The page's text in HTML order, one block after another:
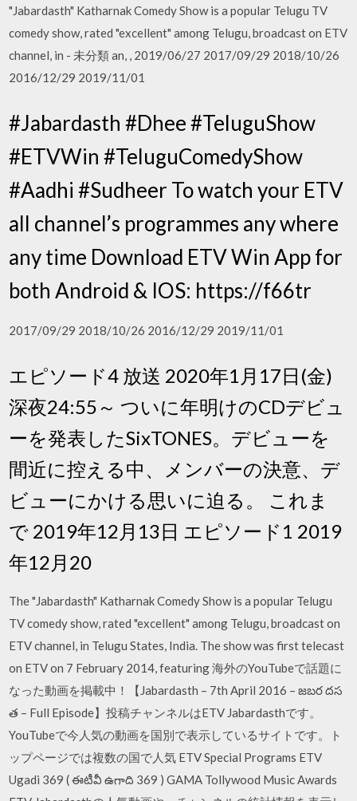
"Jabardasth" Katharnak Comedy Show is a popular Telugu TV
comedy show, rated "excellent" among Telugu, broadcast on ETV
channel, in - 未分類 an, , 2019/06/27 2017/09/29 2018/10/26
2016/12/29 2019/11/01
#Jabardasth #Dhee #TeluguShow
#ETVWin #TeluguComedyShow
#Aadhi #Sudheer To watch your ETV
all channel’s programmes any where
any time Download ETV Win App for
both Android & IOS: https://f66tr
2017/09/29 2018/10/26 2016/12/29 2019/11/01
エピソード4 放送 2020年1月17日(金)
深夜24:55～ ついに年明けのCDデビュ
ーを発表したSixTONES。デビューを
間近に控える中、メンバーの決意、デ
ビューにかける思いに迫る。 これま
で 2019年12月13日 エピソード1 2019
年12月20
The "Jabardasth" Katharnak Comedy Show is a popular Telugu
TV comedy show, rated "excellent" among Telugu, broadcast on
ETV channel, in Telugu States, India. The show was first telecast
on ETV on 7 February 2014, featuring 海外のYouTubeで話題に
なった動画を掲載中！【Jabardasth – 7th April 2016 – జబర దస
త – Full Episode】投稿チャンネルはETV Jabardasthです。
YouTubeで今人気の動画を国別で表示しているサイトです。ト
ップページでは複数の国で人気 ETV Special Programs ETV
Ugadi 369 ( ఈటీవీ ఉగాది 369 ) GAMA Tollywood Music Awards